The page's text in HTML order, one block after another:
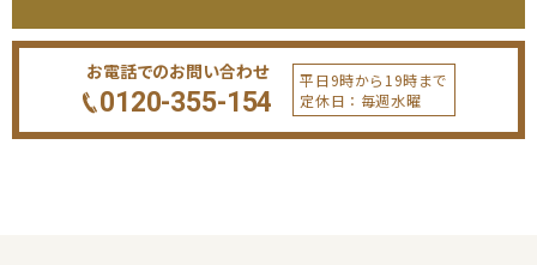
お電話でのお問い合わせ
0120-355-154
平日9時から19時まで
定休日：毎週水曜